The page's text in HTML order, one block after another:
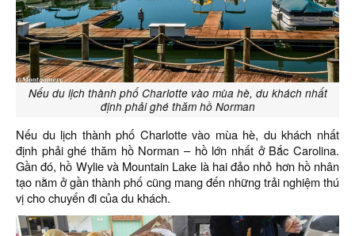
Nếu du lịch thành phố Charlotte vào mùa hè, du khách nhất
định phải ghé thăm hồ Norman
Nếu du lịch thành phố Charlotte vào mùa hè, du khách nhất
định phải ghé thăm hồ Norman – hồ lớn nhất ở Bắc Carolina.
Gần đó, hồ Wylie và Mountain Lake là hai đảo nhỏ hơn hồ nhân
tạo nằm ở gần thành phố cũng mang đến những trải nghiệm thú
vị cho chuyến đi của du khách.